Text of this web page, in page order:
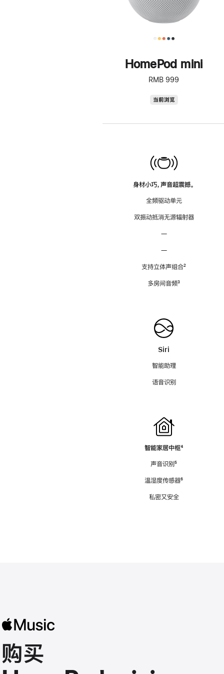
HomePod mini
RMB 999
当前浏览
身材小巧，声音超震撼。
全频驱动单元
双振动抵消无源辐射器
—
—
支持立体声组合脚
²
多房间音频脚
³
Siri
智能助理
语音识别
智能家居中枢脚
⁴
声音识别脚
⁵
温湿度传感器脚
⁶
私密又安全
购买